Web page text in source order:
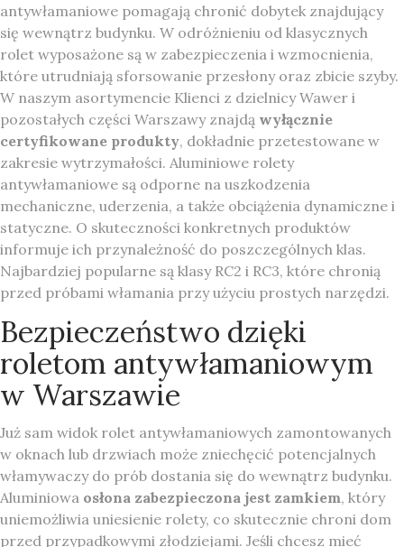
antywłamaniowe pomagają chronić dobytek znajdujący
się wewnątrz budynku. W odróżnieniu od klasycznych
rolet wyposażone są w zabezpieczenia i wzmocnienia,
które utrudniają sforsowanie przesłony oraz zbicie szyby.
W naszym asortymencie Klienci z dzielnicy Wawer i
pozostałych części Warszawy znajdą wyłącznie
certyfikowane produkty, dokładnie przetestowane w
zakresie wytrzymałości. Aluminiowe rolety
antywłamaniowe są odporne na uszkodzenia
mechaniczne, uderzenia, a także obciążenia dynamiczne i
statyczne. O skuteczności konkretnych produktów
informuje ich przynależność do poszczególnych klas.
Najbardziej popularne są klasy RC2 i RC3, które chronią
przed próbami włamania przy użyciu prostych narzędzi.
Bezpieczeństwo dzięki
roletom antywłamaniowym
w Warszawie
Już sam widok rolet antywłamaniowych zamontowanych
w oknach lub drzwiach może zniechęcić potencjalnych
włamywaczy do prób dostania się do wewnątrz budynku.
Aluminiowa osłona zabezpieczona jest zamkiem, który
uniemożliwia uniesienie rolety, co skutecznie chroni dom
przed przypadkowymi złodziejami. Jeśli chcesz mieć